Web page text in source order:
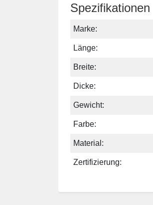
Spezifikationen
Marke:
Länge:
Breite:
Dicke:
Gewicht:
Farbe:
Material:
Zertifizierung: